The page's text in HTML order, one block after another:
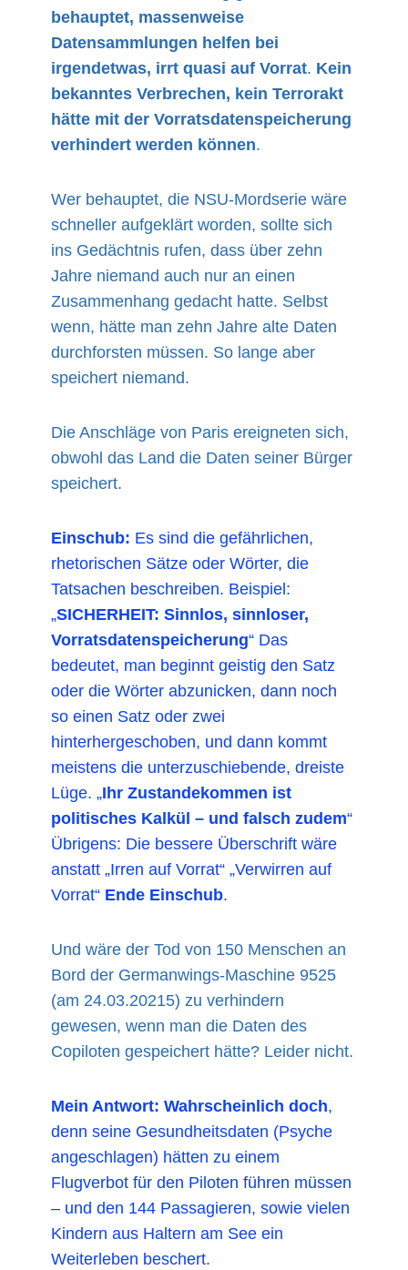
behauptet, massenweise
Datensammlungen helfen bei
irgendetwas, irrt quasi auf Vorrat. Kein
bekanntes Verbrechen, kein Terrorakt
hätte mit der Vorratsdatenspeicherung
verhindert werden können.
Wer behauptet, die NSU-Mordserie wäre
schneller aufgeklärt worden, sollte sich
ins Gedächtnis rufen, dass über zehn
Jahre niemand auch nur an einen
Zusammenhang gedacht hatte. Selbst
wenn, hätte man zehn Jahre alte Daten
durchforsten müssen. So lange aber
speichert niemand.
Die Anschläge von Paris ereigneten sich,
obwohl das Land die Daten seiner Bürger
speichert.
Einschub: Es sind die gefährlichen,
rhetorischen Sätze oder Wörter, die
Tatsachen beschreiben. Beispiel:
„SICHERHEIT: Sinnlos, sinnloser,
Vorratsdatenspeicherung“ Das
bedeutet, man beginnt geistig den Satz
oder die Wörter abzunicken, dann noch
so einen Satz oder zwei
hinterhergeschoben, und dann kommt
meistens die unterzuschiebende, dreiste
Lüge. „Ihr Zustandekommen ist
politisches Kalkül – und falsch zudem“
Übrigens: Die bessere Überschrift wäre
anstatt „Irren auf Vorrat“ „Verwirren auf
Vorrat“ Ende Einschub.
Und wäre der Tod von 150 Menschen an
Bord der Germanwings-Maschine 9525
(am 24.03.20215) zu verhindern
gewesen, wenn man die Daten des
Copiloten gespeichert hätte? Leider nicht.
Mein Antwort: Wahrscheinlich doch,
denn seine Gesundheitsdaten (Psyche
angeschlagen) hätten zu einem
Flugverbot für den Piloten führen müssen
– und den 144 Passagieren, sowie vielen
Kindern aus Haltern am See ein
Weiterleben beschert.